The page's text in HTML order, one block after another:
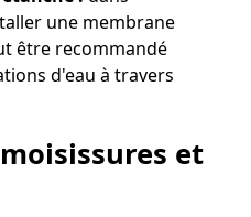
une membrane
être recommandé
d'eau à travers
et